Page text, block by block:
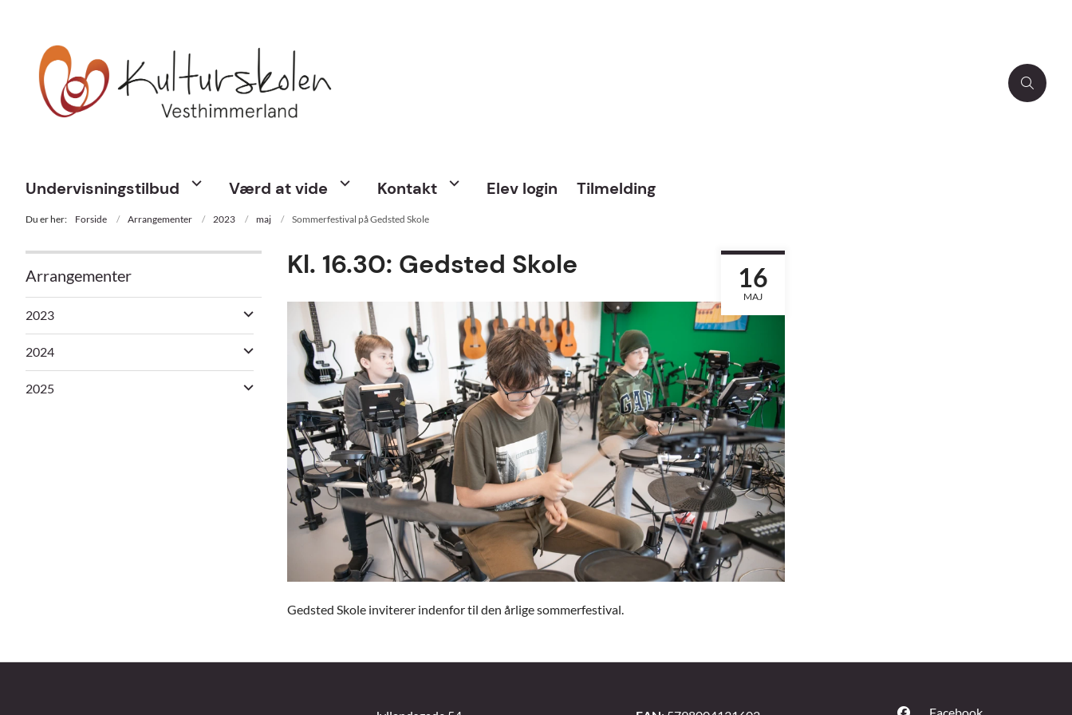
Undervisningstilbud Værd at vide Kontakt Elev login Tilmelding
Du er her: Forside Arrangementer 2023 maj Sommerfestival på Gedsted Skole
Arrangementer
2023
2024
2025
Kl. 16.30: Gedsted Skole 16
MAJ
Gedsted Skole inviterer indenfor til den årlige sommerfestival.